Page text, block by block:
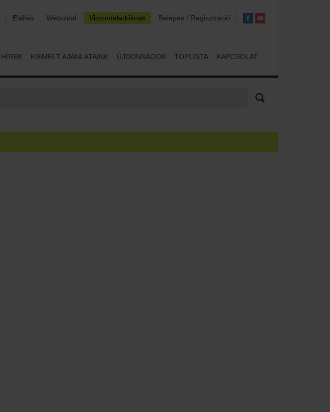
Elállás Weboldal Viszonteladóknak Belépés / Regisztráció
HÍREK KIEMELT AJÁNLATAINK ÚJDONSÁGOK TOPLISTA KAPCSOLAT